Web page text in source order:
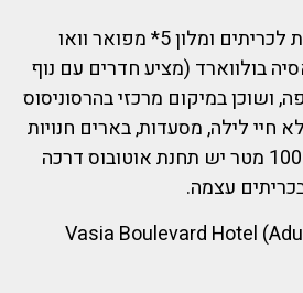
הדיל כולל טיסות ישירות לכריתים ומלון 5* מפואר וואו
בולווארד (מציע חדרים עם נוף
ושוכן במיקום מרכזי בהרסוניסוס
חיי לילה, מסעדות, בארים חנויות
ועוד., אם תרצו במרחק 100 מטר יש תחנת אוטובוס דרכה
עצמה.